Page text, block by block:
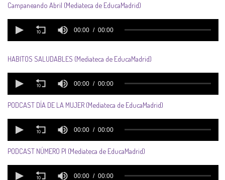
Campaneando Abril (Mediateca de EducaMadrid)
HABITOS SALUDABLES (Mediateca de EducaMadrid)
PODCAST DÍA DE LA MUJER (Mediateca de EducaMadrid)
PODCAST NÚMERO PI (Mediateca de EducaMadrid)